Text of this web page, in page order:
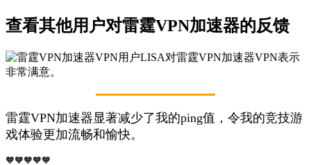
查看其他用户对雷霆VPN加速器的反馈
雷霆VPN加速器显著减少了我的ping值，令我的竞技游
戏体验更加流畅和愉快。
🧡🧡🧡🧡🧡